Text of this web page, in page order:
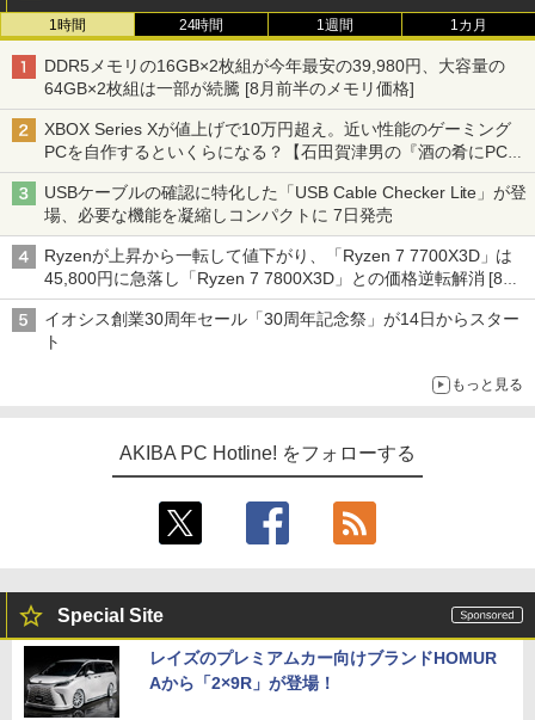
1時間 24時間 1週間 1カ月
DDR5メモリの16GB×2枚組が今年最安の39,980円、大容量の
64GB×2枚組は一部が続騰 [8月前半のメモリ価格]
XBOX Series Xが値上げで10万円超え。近い性能のゲーミング
PCを自作するといくらになる？【石田賀津男の『酒の肴にPCゲ
ーム』】
USBケーブルの確認に特化した「USB Cable Checker Lite」が登
場、必要な機能を凝縮しコンパクトに 7日発売
Ryzenが上昇から一転して値下がり、「Ryzen 7 7700X3D」は
45,800円に急落し「Ryzen 7 7800X3D」との価格逆転解消 [8月
前半のCPU価格]
イオシス創業30周年セール「30周年記念祭」が14日からスター
ト
もっと見る
AKIBA PC Hotline! をフォローする
Special Site
レイズのプレミアムカー向けブランドHOMUR
Aから「2×9R」が登場！